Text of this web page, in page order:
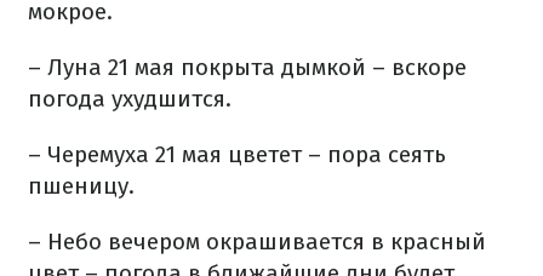
мокрое.
– Луна 21 мая покрыта дымкой – вскоре
погода ухудшится.
– Черемуха 21 мая цветет – пора сеять
пшеницу.
– Небо вечером окрашивается в красный